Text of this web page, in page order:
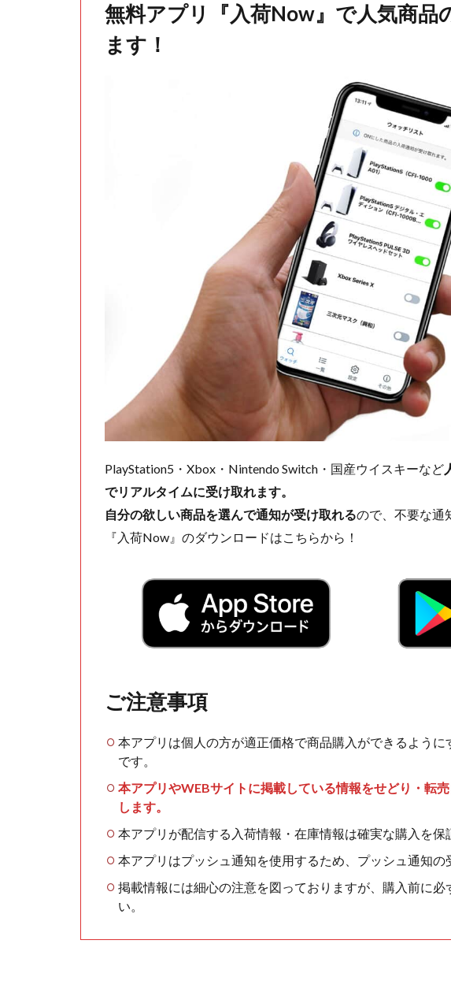
無料アプリ『入荷Now』で人気商品
ます！
PlayStation5・Xbox・Nintendo Switch・国産ウイスキーなど
でリアルタイムに受け取れます。
自分の欲しい商品を選んで通知が受け取れるので、不要な通
『入荷Now』のダウンロードはこちらから！
ご注意事項
本アプリは個人の方が適正価格で商品購入ができるように
です。
本アプリやWEBサイトに掲載している情報をせどり・転
します。
本アプリが配信する入荷情報・在庫情報は確実な購入を保
本アプリはプッシュ通知を使用するため、プッシュ通知の
掲載情報には細心の注意を図っておりますが、購入前に
い。